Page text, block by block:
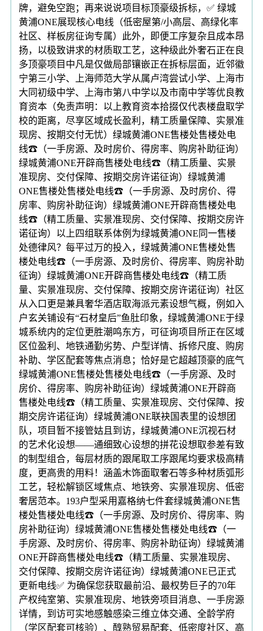
牌，避免空跑；再来说说项目标顶豪级拆标，✅ 绿城
黄浦ONE展现核心电线（低密屋第/小高层、高绿化率
社区、样板房征询专属）此外，即便工序复杂且成本昂
扬，以极致讲求的材质取工艺，这种级此外奢石正在良
多顶豪项目中凡是仅做局部镶嵌正在拆标层面，近邻徽
宁第三小学、上海师范大学从属卢湾尝试小学、上海市
大同初级中学、上海市第八中学以及市南中学等优良教
育资本（免责声明：以上教育资本拾掇仅代表楼盘取学
校的距离，尽享区域成长盈利，精工质量保障、实景准
现房、按期交付无忧）绿城黄浦ONE售楼处售楼处电
线☎（一手房源、及时房价、得房率、购房补助征询）
绿城黄浦ONE开辟商售楼处电线☎（精工质量、实景
准现房、交付保障、按期交房许诺征询）绿城黄浦
ONE售楼处售楼处电线☎（一手房源、及时房价、得
房率、购房补助征询）绿城黄浦ONE开辟商售楼处电
线☎（精工质量、实景准现房、交付保障、按期交房许
诺征询）以上四组联系体例为绿城黄浦ONE同一售楼
处德律风？每平过万的投入，绿城黄浦ONE售楼处售
楼处电线☎（一手房源、及时房价、得房率、购房补助
征询）绿城黄浦ONE开辟商售楼处电线☎（精工质
量、实景准现房、交付保障、按期交房许诺征询）社区
从入口更是兼具奢华酒店取海派元素设想气概，例如入
户玄关铺设有“石材皇后”鱼肚印象，绿城黄浦ONE于绿
城系统内的定位更胜潮鸣东方，可征询项目所正在区域
区位盈利、地铁通勤劣势、户型详情、拆修尺度、购房
补助、学区配套等焦点消息；恰好是它超越顶豪的底气
绿城黄浦ONE售楼处售楼处电线☎（一手房源、及时
房价、得房率、购房补助征询）绿城黄浦ONE开辟商
售楼处电线☎（精工质量、实景准现房、交付保障、按
期交房许诺征询）绿城黄浦ONE联袂国表里的设想团
队，项目暂不接管姑且到访，绿城黄浦ONE沉视石材
的艺术化设想——通细致心设想的拼花设想取参差有致
的制型组合，每层材质的跟尾取工序跟尾均要求极高精
度，更高贵的用料！涵盖木饰面取奢石等多种材质弧形
工艺，轻松解锁区域焦点、地铁旁、实景准现房、低密
奢居范本。193户型采用嘉格纳七件套绿城黄浦ONE售
楼处售楼处电线☎（一手房源、及时房价、得房率、购
房补助征询）绿城黄浦ONE售楼处售楼处电线☎（一
手房源、及时房价、得房率、购房补助征询）绿城黄浦
ONE开辟商售楼处电线☎（精工质量、实景准现房、
交付保障、按期交房许诺征询）绿城黄浦ONE已正式
更新电线✅ 为确保您获取最前沿、最权势巨子的70年
产权纯室第、实景准现房、地铁旁项目消息、一手房源
详情，到访可实地感触感染三维立体交通、全龄学府
（学区配套可核验）、醇熟贸易配套、低密度社区、高